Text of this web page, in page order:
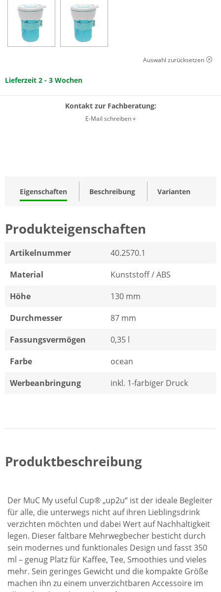
Auswahl zurücksetzen
Lieferzeit 2 - 3 Wochen
Kontakt zur Fachberatung:
E-Mail schreiben »
Eigenschaften Beschreibung Varianten
Produkteigenschaften
Artikelnummer
40.2570.1
Material
Kunststoff / ABS
Höhe
130 mm
Durchmesser
87 mm
Fassungsvermögen
0,35 l
Farbe
ocean
Werbeanbringung
inkl. 1-farbiger Druck
Produktbeschreibung
Der MuC My useful Cup® „up2u“ ist der ideale Begleiter
für alle, die unterwegs nicht auf ihren Lieblingsdrink
verzichten möchten und dabei Wert auf Nachhaltigkeit
legen. Dieser faltbare Mehrwegbecher besticht durch
sein modernes und funktionales Design und fasst 350
ml – genug Platz für Kaffee, Tee, Smoothies und vieles
mehr. Sein geringes Gewicht und die kompakte Größe
machen ihn zu einem unverzichtbaren Accessoire im